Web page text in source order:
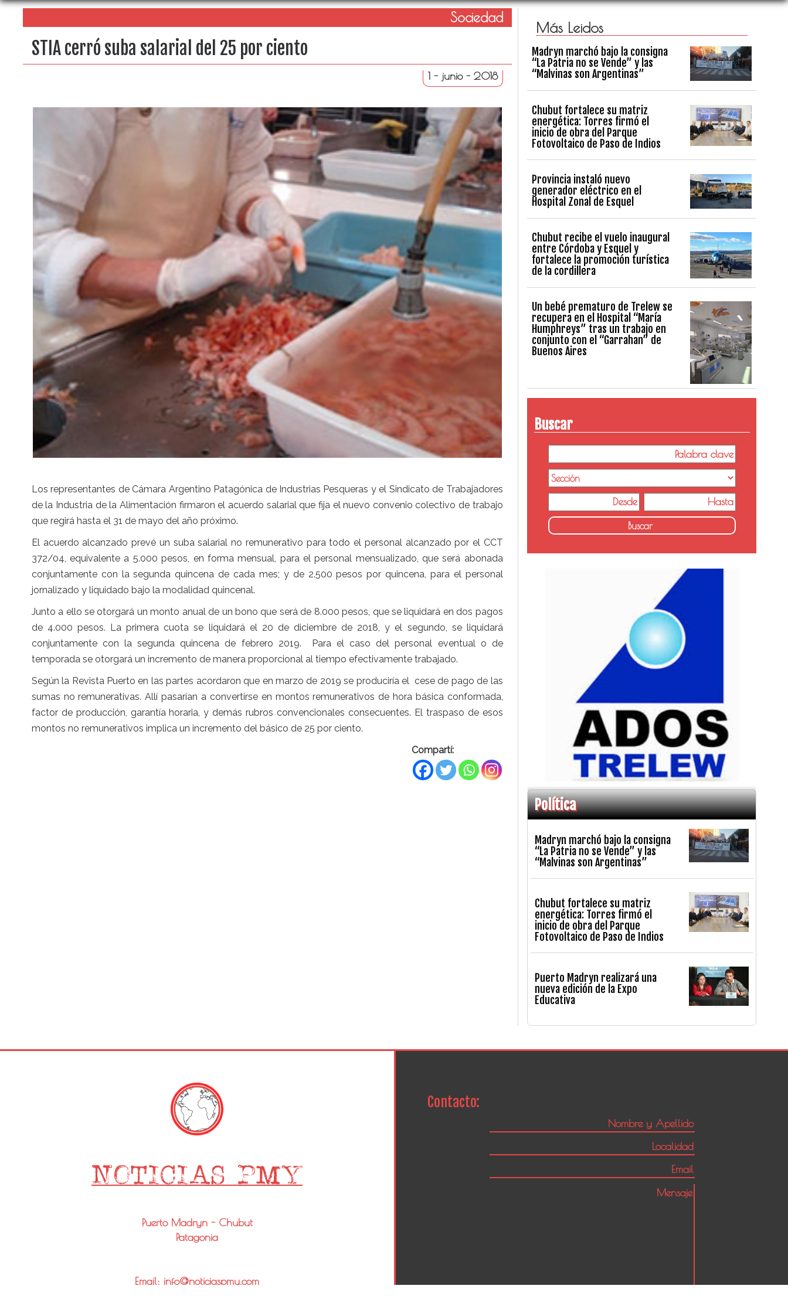
Sociedad
STIA cerró suba salarial del 25 por ciento
1 - junio - 2018
Los representantes de Cámara Argentino Patagónica de Industrias Pesqueras y el Sindicato de Trabajadores
de la Industria de la Alimentación firmaron el acuerdo salarial que fija el nuevo convenio colectivo de trabajo
que regirá hasta el 31 de mayo del año próximo.
El acuerdo alcanzado prevé un suba salarial no remunerativo para todo el personal alcanzado por el CCT
372/04, equivalente a 5.000 pesos, en forma mensual, para el personal mensualizado, que será abonada
conjuntamente con la segunda quincena de cada mes; y de 2.500 pesos por quincena, para el personal
jornalizado y liquidado bajo la modalidad quincenal.
Junto a ello se otorgará un monto anual de un bono que será de 8.000 pesos, que se liquidará en dos pagos
de 4.000 pesos. La primera cuota se liquidará el 20 de diciembre de 2018, y el segundo, se liquidará
conjuntamente con la segunda quincena de febrero 2019. Para el caso del personal eventual o de
temporada se otorgará un incremento de manera proporcional al tiempo efectivamente trabajado.
Según la Revista Puerto en las partes acordaron que en marzo de 2019 se produciría el cese de pago de las
sumas no remunerativas. Allí pasarían a convertirse en montos remunerativos de hora básica conformada,
factor de producción, garantía horaria, y demás rubros convencionales consecuentes. El traspaso de esos
montos no remunerativos implica un incremento del básico de 25 por ciento.
Compartí:
Más Leidos
Madryn marchó bajo la consigna
“La Patria no se Vende” y las
“Malvinas son Argentinas”
Chubut fortalece su matriz
energética: Torres firmó el
inicio de obra del Parque
Fotovoltaico de Paso de Indios
Provincia instaló nuevo
generador eléctrico en el
Hospital Zonal de Esquel
Chubut recibe el vuelo inaugural
entre Córdoba y Esquel y
fortalece la promoción turística
de la cordillera
Un bebé prematuro de Trelew se
recupera en el Hospital “María
Humphreys” tras un trabajo en
conjunto con el “Garrahan” de
Buenos Aires
Buscar
Política
Madryn marchó bajo la consigna
“La Patria no se Vende” y las
“Malvinas son Argentinas”
Chubut fortalece su matriz
energética: Torres firmó el
inicio de obra del Parque
Fotovoltaico de Paso de Indios
Puerto Madryn realizará una
nueva edición de la Expo
Educativa
Puerto Madryn - Chubut
Patagonia
Email: info@noticiaspmy.com
Contacto: